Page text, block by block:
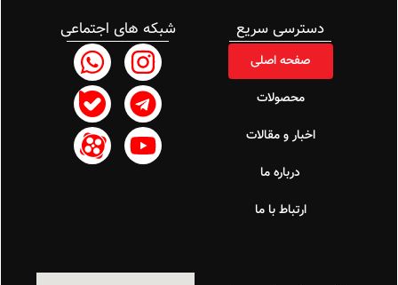
دسترسی سریع
صفحه اصلی
محصولات
اخبار و مقالات
درباره ما
ارتباط با ما
شبکه های اجتماعی
Instagram
Telegram
Ebale
Youtube
Eaparat